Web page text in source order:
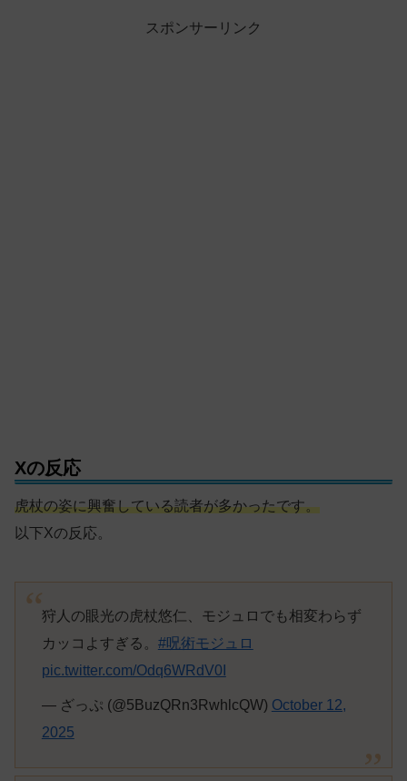
スポンサーリンク
Xの反応
虎杖の姿に興奮している読者が多かったです。
以下Xの反応。
狩人の眼光の虎杖悠仁、モジュロでも相変わらず
カッコよすぎる。 #呪術モジュロ
pic.twitter.com/Odq6WRdV0I
— ざっぷ (@5BuzQRn3RwhlcQW) October 12,
2025